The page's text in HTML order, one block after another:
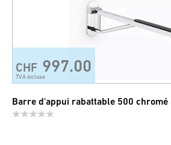
CHF 997.00
TVA incluse
Barre d'appui rabattable 500 chromé